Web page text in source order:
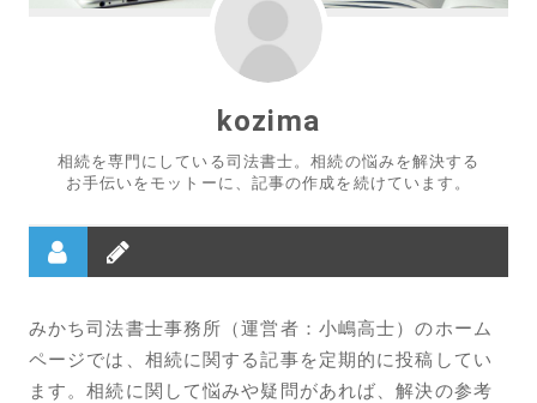
kozima
相続を専門にしている司法書士。相続の悩みを解決する
お手伝いをモットーに、記事の作成を続けています。
みかち司法書士事務所（運営者：小嶋高士）のホーム
ページでは、相続に関する記事を定期的に投稿してい
ます。相続に関して悩みや疑問があれば、解決の参考